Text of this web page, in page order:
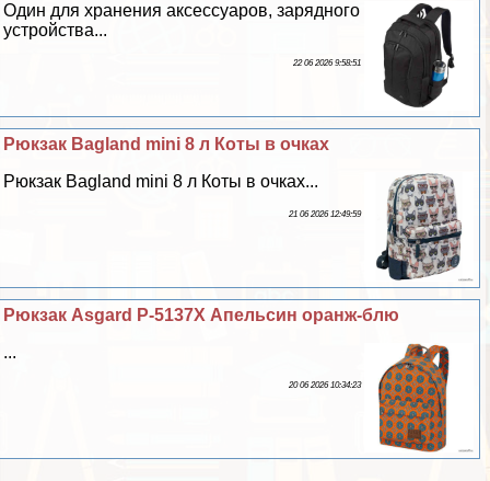
Один для хранения аксессуаров, зарядного
устройства...
22 06 2026 9:58:51
Рюкзак Bagland mini 8 л Коты в очках
Рюкзак Bagland mini 8 л Коты в очках...
21 06 2026 12:49:59
Рюкзак Asgard Р-5137Х Апельсин оранж-блю
...
20 06 2026 10:34:23